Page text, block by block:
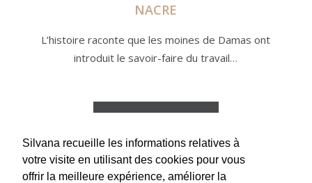
Silvana recueille les informations relatives à
votre visite en utilisant des cookies pour vous
offrir la meilleure expérience, améliorer la
NACRE
L’histoire raconte que les moines de Damas ont
introduit le savoir-faire du travail…